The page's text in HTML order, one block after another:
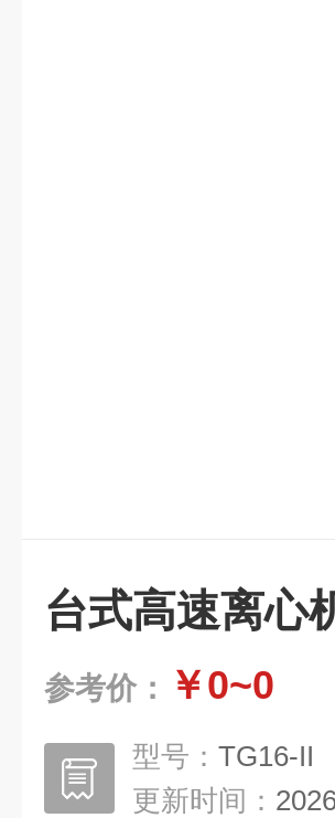
台式高速离心
参考价： ￥0~0
型号： TG16-II
更新时间：